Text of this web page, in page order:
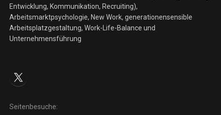
Entwicklung, Kommunikation, Recruiting),
Arbeitsmarktpsychologie, New Work, generationensensible
Arbeitsplatzgestaltung, Work-Life-Balance und
Unternehmensführung
X
Seitenbesuche: